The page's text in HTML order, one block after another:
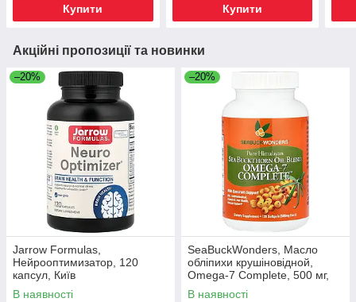
Купити Купити
Акційні пропозиції та новинки
–20%
Jarrow Formulas,
Нейрооптимизатор, 120
капсул, Київ
В наявності
–20%
SeaBuckWonders, Масло
обліпихи крушіновідной,
Omega-7 Complete, 500 мг,
120 м'яких капсул, Київ
В наявності